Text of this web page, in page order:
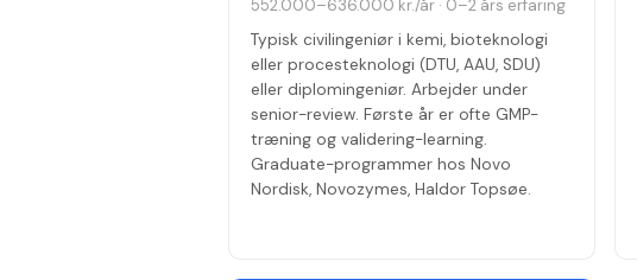
552.000–636.000 kr./år · 0–2 års erfaring
Typisk civilingeniør i kemi, bioteknologi
eller procesteknologi (DTU, AAU, SDU)
eller diplomingeniør. Arbejder under
senior-review. Første år er ofte GMP-
træning og validering-learning.
Graduate-programmer hos Novo
Nordisk, Novozymes, Haldor Topsøe.